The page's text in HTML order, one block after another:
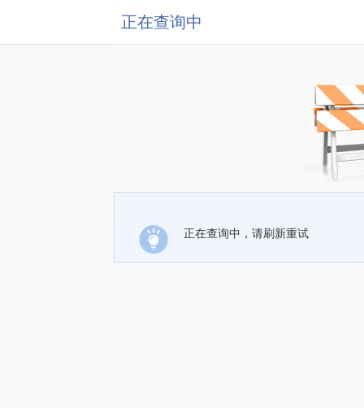
正在查询中
正在查询中，请刷新重试